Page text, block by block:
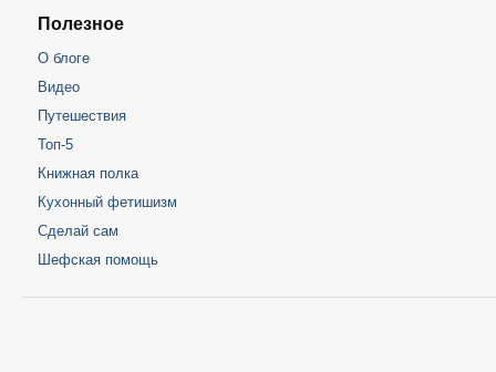
Полезное
О блоге
Видео
Путешествия
Топ-5
Книжная полка
Кухонный фетишизм
Сделай сам
Шефская помощь